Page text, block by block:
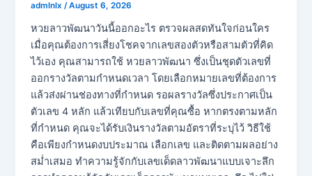
admlnlx/August 6, 2026
หวยลาวพัฒนาวันนี้ออกอะไร ตรวจผลสดทันใจก่อนใคร
เมื่อคุณต้องการเสี่ยงโชคจากเลขสองตัวหรือสามตัวที่คิด
ไว้เอง คุณสามารถใช้ หวยลาวพัฒนา ซึ่งเป็นชุดตัวเลขที่
ออกรางวัลตามกำหนดเวลา โดยเลือกหมายเลขที่ต้องการ
แล้วส่งผ่านช่องทางที่กำหนด รอผลรางวัลซึ่งประกาศเป็น
ตัวเลข 4 หลัก แล้วเทียบกับเลขที่คุณซื้อ หากตรงตามหลัก
ที่กำหนด คุณจะได้รับเงินรางวัลตามอัตราที่ระบุไว้ วิธีใช้
คือเพียงกำหนดงบประมาณ เลือกเลข และติดตามผลอย่าง
สม่ำเสมอ ทำความรู้จักกับเลขเด็ดลาวพัฒนาแบบเจาะลึก